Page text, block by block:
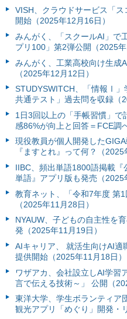
VISH、クラウドサービス「
開始（2025年12月16日）
みんがく、「スクールAI」で
プリ100」第2弾公開（2025年
みんがく、工業高校向け生成
（2025年12月12日）
STUDYSWITCH、「情報Ⅰ」
共通テスト」過去問を収録（
1日3回以上の「手帳習慣」
感86%が向上と回答＝FCE調
現役教員が個人開発した
『ますとれ』って何？（2025
IIBC、頻出単語1800語掲載
単語』アプリ版も発売（2025
教育ネット、「令和7年度 第1
（2025年11月28日）
NYAUW、子どもの自主性を
発（2025年11月19日）
AIキャリア、 就活生向けAI適
提供開始（2025年11月18日）
ワザアカ、会社設立しAI学習
言で伝える技術～」 公開（
東洋大学、学生ボランティア
観光アプリ「めぐり」開発・